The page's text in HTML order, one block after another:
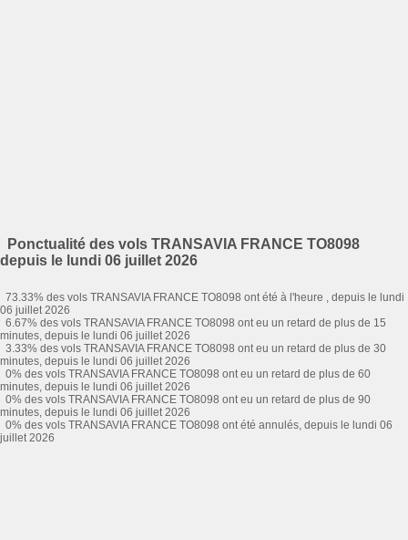
Ponctualité des vols TRANSAVIA FRANCE TO8098
depuis le lundi 06 juillet 2026
73.33% des vols TRANSAVIA FRANCE TO8098 ont été à l'heure , depuis le lundi
06 juillet 2026
6.67% des vols TRANSAVIA FRANCE TO8098 ont eu un retard de plus de 15
minutes, depuis le lundi 06 juillet 2026
3.33% des vols TRANSAVIA FRANCE TO8098 ont eu un retard de plus de 30
minutes, depuis le lundi 06 juillet 2026
0% des vols TRANSAVIA FRANCE TO8098 ont eu un retard de plus de 60
minutes, depuis le lundi 06 juillet 2026
0% des vols TRANSAVIA FRANCE TO8098 ont eu un retard de plus de 90
minutes, depuis le lundi 06 juillet 2026
0% des vols TRANSAVIA FRANCE TO8098 ont été annulés, depuis le lundi 06
juillet 2026